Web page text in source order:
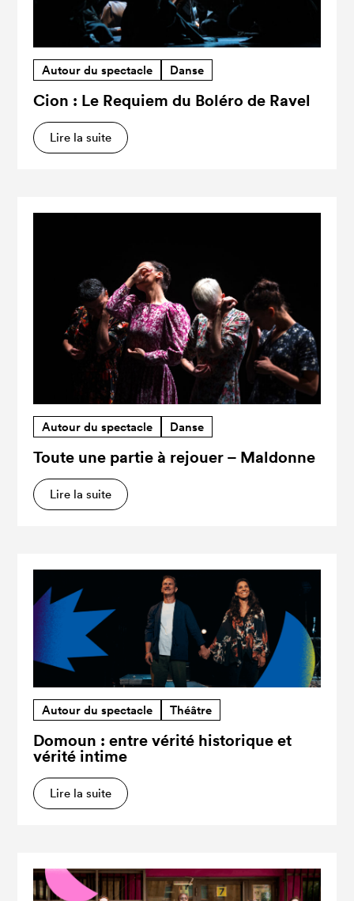
Autour du spectacle Danse
Cion : Le Requiem du Boléro de Ravel
Lire la suite
Autour du spectacle Danse
Toute une partie à rejouer – Maldonne
Lire la suite
Autour du spectacle Théâtre
Domoun : entre vérité historique et
vérité intime
Lire la suite